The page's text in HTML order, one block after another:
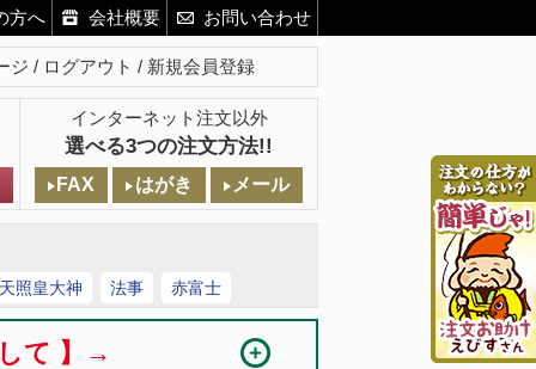
方へ 会社概要 お問い合わせ
ジ ログアウト 新規会員登録
インターネット注文以外
選べる3つの注文方法!!
FAX はがき メール
照皇大神 法事 赤富士
して 】→